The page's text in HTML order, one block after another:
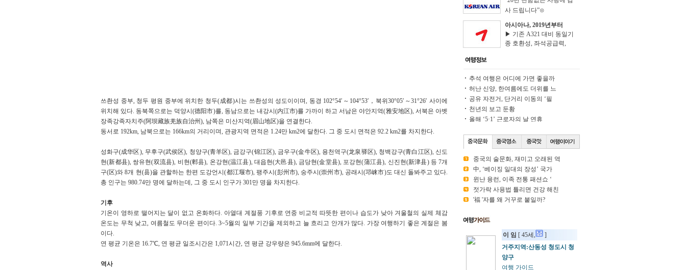
쓰촨성 중부, 청두 평원 중부에 위치한 청두(成都)시는 쓰촨성의 성도이이며, 동경 102°54′～104°53′，북위30°05′～31°26′ 사이에
위치해 있다. 동북쪽으로는 덕양시(德阳市)를, 동남으로는 내강시(内江市)를 가까이 하고 서남은 야안지역(雅安地区), 서북은 아벳
장족강족자치주(阿坝藏族羌族自治州), 남쪽은 미산지역(眉山地区)을 연결한다.
동서로 192km, 남북으로는 166km의 거리이며, 관광지역 면적은 1.24만 km2에 달한다. 그 중 도시 면적은 92.2 km2를 차지한다.
성화구(成华区), 무후구(武侯区), 청양구(青羊区), 금강구(锦江区), 금우구(金牛区), 용천역구(龙泉驿区), 청백강구(青白江区), 신도
현(新都县), 쌍유현(双流县), 비현(郫县), 온강현(温江县), 대읍현(大邑县), 금당현(金堂县), 포강현(蒲江县), 신진현(新津县) 등 7개
구(区)와 8개 현(县)을 관할하는 한편 도강언시(都江堰市), 팽주시(彭州市), 숭주시(崇州市), 공래시(邛崃市)도 대신 돌봐주고 있다.
총 인구는 980.74만 명에 달하는데, 그 중 도시 인구가 301만 명을 차지한다.
기후
기온이 영하로 떨어지는 달이 없고 온화하다. 아열대 계절풍 기후로 연중 비교적 따뜻한 편이나 습도가 낮아 겨울철의 실제 체감
온도는 무척 낮고, 여름철도 무더운 편이다. 3~5월의 일부 기간을 제외하고 늘 흐리고 안개가 많다. 가장 여행하기 좋은 계절은 봄
이다.
연 평균 기온은 16.7℃, 연 평균 일조시간은 1,071시간, 연 평균 강우량은 945.6mm에 달한다.
역사